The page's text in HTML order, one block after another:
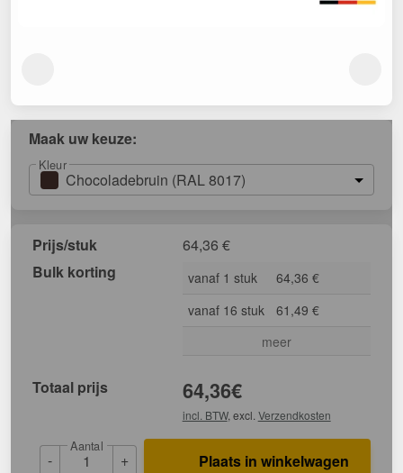
Maak uw keuze:
Kleur
Chocoladebruin (RAL 8017)
Prijs/stuk 64,36 €
Bulk korting
vanaf 1 stuk
64,36 €
vanaf 16 stuk
61,49 €
meer
Totaal prijs 64,36€
incl. BTW, excl. Verzendkosten
-
Aantal
+ Plaats in winkelwagen